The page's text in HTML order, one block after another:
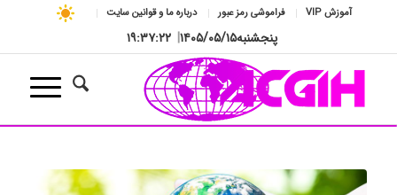
آموزش VIP فراموشی رمز عبور درباره ما و قوانین سایت
پنجشنبه۱۴۰۵/۰۵/۱۵| ۱۹:۳۷:۲۳